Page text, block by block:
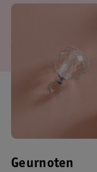
Geurnoten